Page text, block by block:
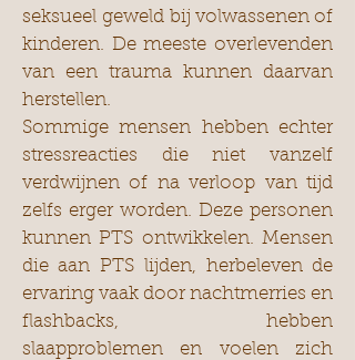
seksueel geweld bij volwassenen of
kinderen. De meeste overlevenden
van een trauma kunnen daarvan
herstellen.
Sommige mensen hebben echter
stressreacties die niet vanzelf
verdwijnen of na verloop van tijd
zelfs erger worden. Deze personen
kunnen PTS ontwikkelen. Mensen
die aan PTS lijden, herbeleven de
ervaring vaak door nachtmerries en
flashbacks, hebben
slaapproblemen en voelen zich